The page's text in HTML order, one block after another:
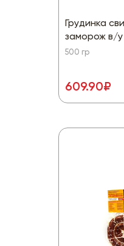
Грудинка
заморож в/у
500 гр
609.90₽